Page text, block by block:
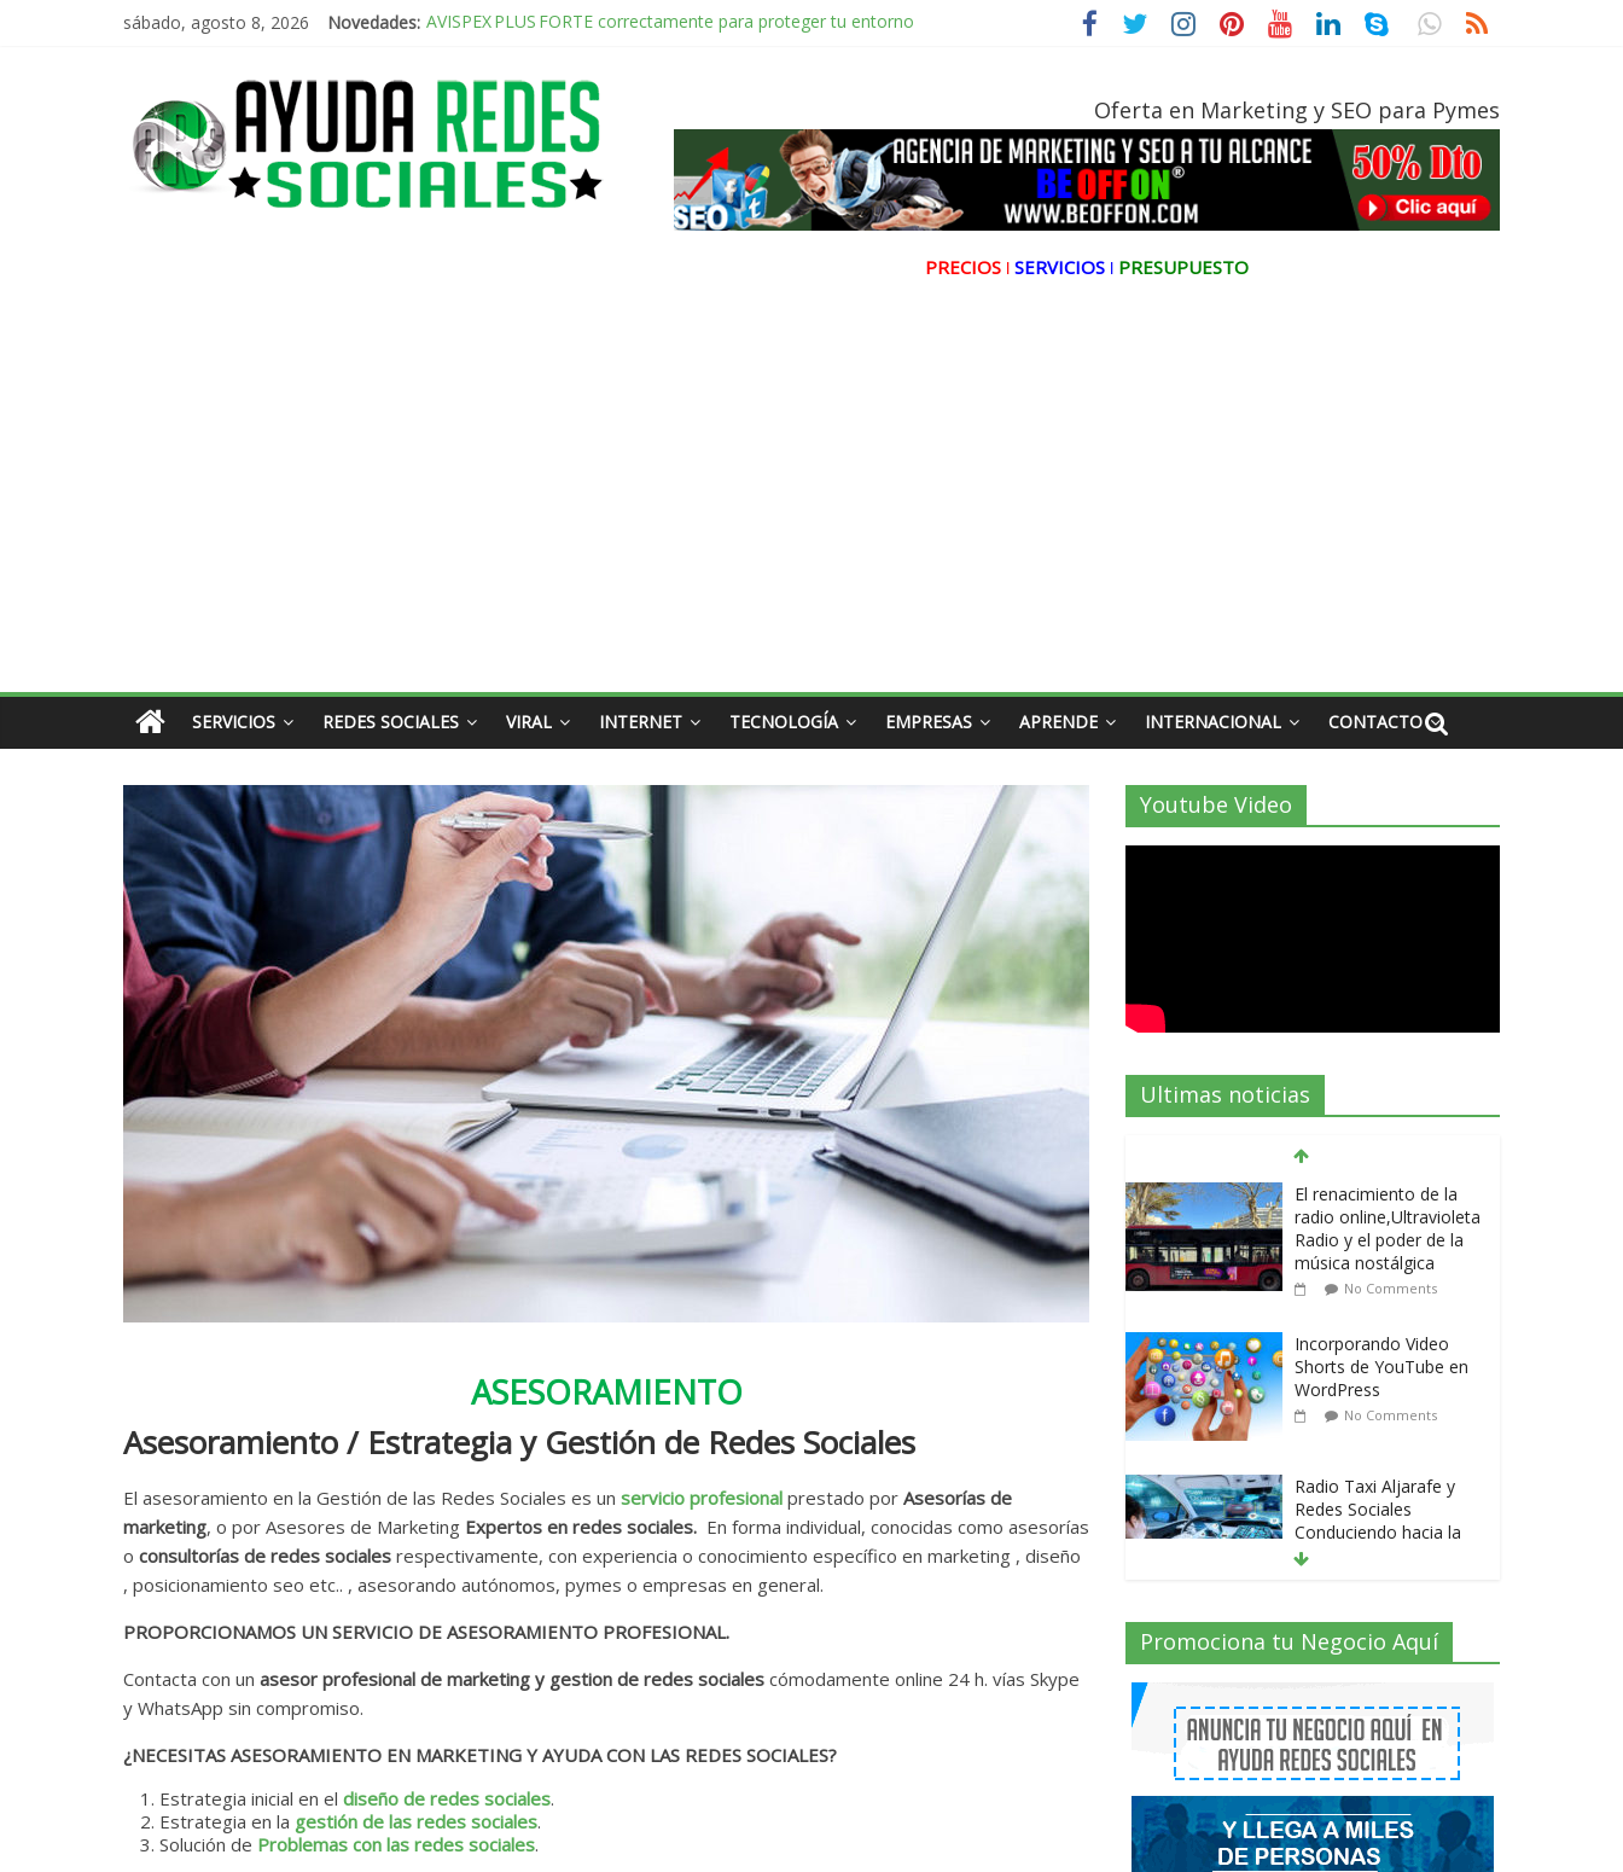
sábado, agosto 8, 2026 Novedades:
El renacimiento de la radio online,Ultravioleta Radio y el poder de la música nostálgica
Radio Taxi Aljarafe y Redes Sociales Conduciendo hacia la Conexión Digital
Radio Taxi Aljarafe tel 653404040 el Servicio Esencial de Movilidad en Aljarafe
Oferta en Marketing y SEO para Pymes
PRECIOS ǀ SERVICIOS ǀ PRESUPUESTO
SERVICIOS REDES SOCIALES VIRAL INTERNET TECNOLOGÍA EMPRESAS APRENDE INTERNACIONAL CONTACTO
ASESORAMIENTO
Asesoramiento / Estrategia y Gestión de Redes Sociales
El asesoramiento en la Gestión de las Redes Sociales es un servicio profesional prestado por Asesorías de
marketing, o por Asesores de Marketing Expertos en redes sociales. En forma individual, conocidas como asesorías
o consultorías de redes sociales respectivamente, con experiencia o conocimiento específico en marketing , diseño
, posicionamiento seo etc.. , asesorando autónomos, pymes o empresas en general.
PROPORCIONAMOS UN SERVICIO DE ASESORAMIENTO PROFESIONAL.
Contacta con un asesor profesional de marketing y gestion de redes sociales cómodamente online 24 h. vías Skype
y WhatsApp sin compromiso.
¿NECESITAS ASESORAMIENTO EN MARKETING Y AYUDA CON LAS REDES SOCIALES?
Estrategia inicial en el diseño de redes sociales.
Estrategia en la gestión de las redes sociales.
Solución de Problemas con las redes sociales.
Youtube Video
Ultimas noticias
El renacimiento de la
radio online,Ultravioleta
Radio y el poder de la
música nostálgica
No Comments
Incorporando Video
Shorts de YouTube en
WordPress
No Comments
Radio Taxi Aljarafe y
Redes Sociales
Conduciendo hacia la
Conexión Digital
Radio Taxi Aljarafe tel
653404040 el Servicio
en Aljarafe
2 Comments
Que es el Marketing de
criptomonedas o el
Marketing de IEO
No Comments
Promociona tu Negocio Aquí